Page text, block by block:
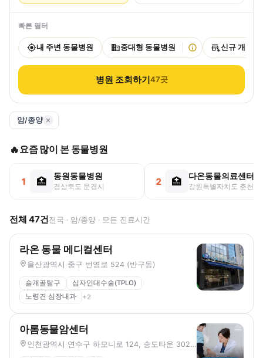
빠른 필터
내 주변 동물병원 중대형 동물병원 신규 개원
병원 조회하기47곳
암/종양
🔥요즘 많이 본 동물병원
1 🏥 동원동물병원
경상북도 문경시 2 🏥 다온동물의료센터
강원특별자치도 춘천시
전체 47건전국 · 암/종양 · 모든 진료시간
라온 동물 메디컬센터
울산광역시 중구 번영로 524 (반구동)
슬개골탈구
십자인대수술(TPLO)
노령견 심장내과
+2
아롬동물암센터
인천광역시 연수구 하모니로 124, 송도타운 302호 (송도동)